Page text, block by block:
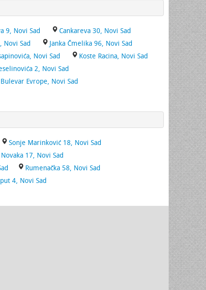
9, Novi Sad
Cankareva 30, Novi Sad
Novi Sad
Janka Čmelika 96, Novi Sad
Novi Sad
Koste Racina, Novi Sad
2, Novi Sad
Bulevar Evrope, Novi Sad
Sonje Marinković 18, Novi Sad
17, Novi Sad
Rumenačka 58, Novi Sad
4, Novi Sad